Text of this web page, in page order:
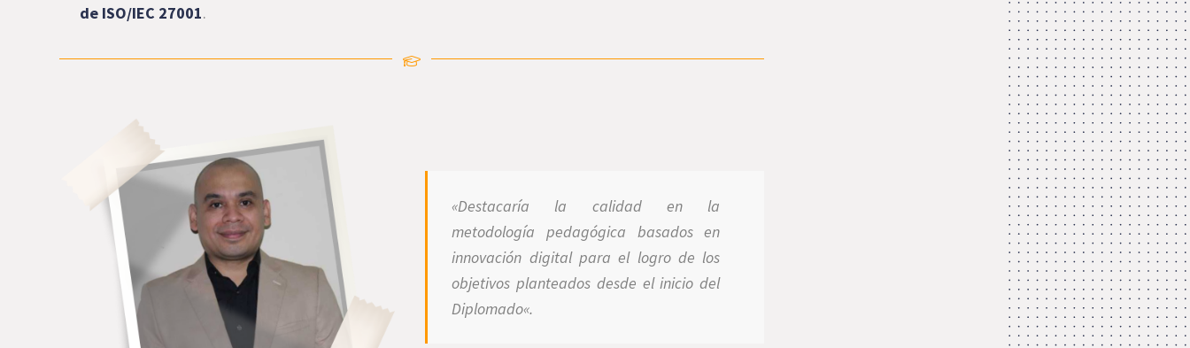
de ISO/IEC 27001.
«Destacaría la calidad en la
metodología pedagógica basados en
innovación digitalpara el logro de los
objetivos planteados desde el inicio del
Diplomado«.